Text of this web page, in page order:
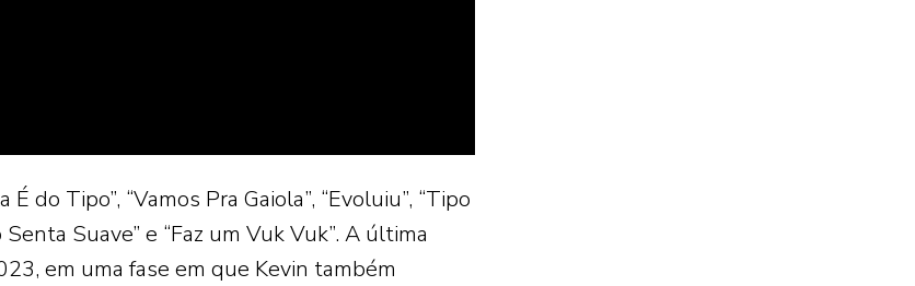
do Tipo”, “Vamos Pra Gaiola”, “Evoluiu”, “Tipo
Suave” e “Faz um Vuk Vuk”. A última
em uma fase em que Kevin também